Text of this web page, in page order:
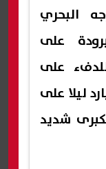
البحري
على
على
ليلا على
شديد